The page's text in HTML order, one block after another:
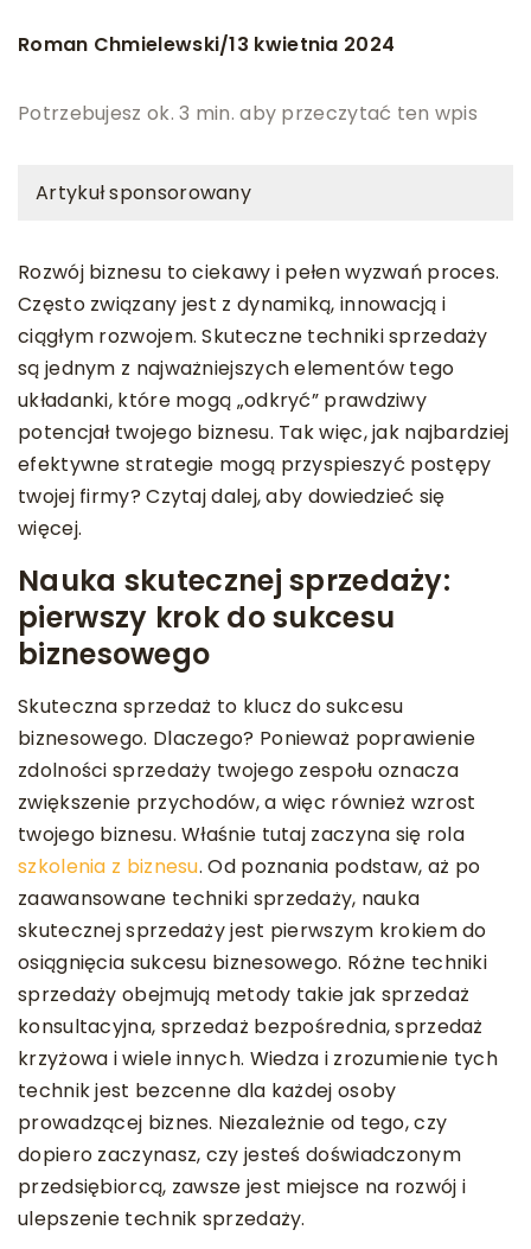
Roman Chmielewski/13 kwietnia 2024
Potrzebujesz ok. 3 min. aby przeczytać ten wpis
Artykuł sponsorowany
Rozwój biznesu to ciekawy i pełen wyzwań proces.
Często związany jest z dynamiką, innowacją i
ciągłym rozwojem. Skuteczne techniki sprzedaży
są jednym z najważniejszych elementów tego
układanki, które mogą „odkryć” prawdziwy
potencjał twojego biznesu. Tak więc, jak najbardziej
efektywne strategie mogą przyspieszyć postępy
twojej firmy? Czytaj dalej, aby dowiedzieć się
więcej.
Nauka skutecznej sprzedaży:
pierwszy krok do sukcesu
biznesowego
Skuteczna sprzedaż to klucz do sukcesu
biznesowego. Dlaczego? Ponieważ poprawienie
zdolności sprzedaży twojego zespołu oznacza
zwiększenie przychodów, a więc również wzrost
twojego biznesu. Właśnie tutaj zaczyna się rola
szkolenia z biznesu. Od poznania podstaw, aż po
zaawansowane techniki sprzedaży, nauka
skutecznej sprzedaży jest pierwszym krokiem do
osiągnięcia sukcesu biznesowego. Różne techniki
sprzedaży obejmują metody takie jak sprzedaż
konsultacyjna, sprzedaż bezpośrednia, sprzedaż
krzyżowa i wiele innych. Wiedza i zrozumienie tych
technik jest bezcenne dla każdej osoby
prowadzącej biznes. Niezależnie od tego, czy
dopiero zaczynasz, czy jesteś doświadczonym
przedsiębiorcą, zawsze jest miejsce na rozwój i
ulepszenie technik sprzedaży.